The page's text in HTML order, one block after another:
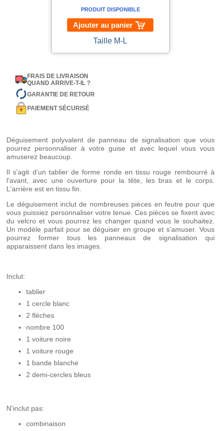
PRODUIT DISPONIBLE
Ajouter au panier
Taille M-L
FRAIS DE LIVRAISON
QUAND ARRIVE-T-IL ?
GARANTIE DE RETOUR
PAIEMENT SÉCURISÉ
Déguisement polyvalent de panneau de signalisation que vous
pourrez personnaliser à votre guise et avec lequel vous vous
amuserez beaucoup.
Il s'agit d'un tablier de forme ronde en tissu rouge rembourré à
l'avant, avec une ouverture pour la tête, les bras et le corps.
L'arrière est en tissu fin.
Le déguisement inclut de nombreuses pièces en feutre pour que
vous puissiez personnaliser votre tenue. Ces pièces se fixent avec
du velcro et vous pourrez les changer quand vous le souhaitez.
Un modèle parfait pour se déguiser en groupe et s'amuser. Vous
pourrez former tous les panneaux de signalisation qui
apparaissent dans les images.
Inclut:
tablier
1 cercle blanc
2 flèches
nombre 100
1 voiture noire
1 voiture rouge
1 bande blanche
2 demi-cercles bleus
N'inclut pas:
combinaison